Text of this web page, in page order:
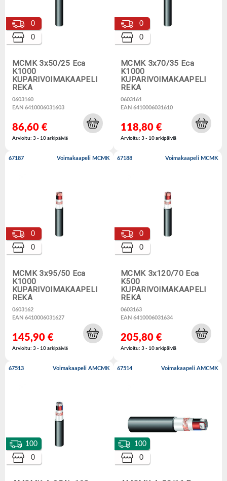
MCMK 3x50/25 Eca
K1000
KUPARIVOIMAKAAPELI
REKA
0603160
EAN 6410006031603
0
0
86,60 €
Arvioitu: 3 - 10 arkipäiviä
MCMK 3x70/35 Eca
K1000
KUPARIVOIMAKAAPELI
REKA
0603161
EAN 6410006031610
0
0
118,80 €
Arvioitu: 3 - 10 arkipäiviä
67187 Voimakaapeli MCMK
MCMK 3x95/50 Eca
K1000
KUPARIVOIMAKAAPELI
REKA
0603162
EAN 6410006031627
0
0
145,90 €
Arvioitu: 3 - 10 arkipäiviä
67188 Voimakaapeli MCMK
MCMK 3x120/70 Eca
K500
KUPARIVOIMAKAAPELI
REKA
0603163
EAN 6410006031634
0
0
205,80 €
Arvioitu: 3 - 10 arkipäiviä
67513 Voimakaapeli AMCMK
100
0
67514 Voimakaapeli AMCMK
100
0